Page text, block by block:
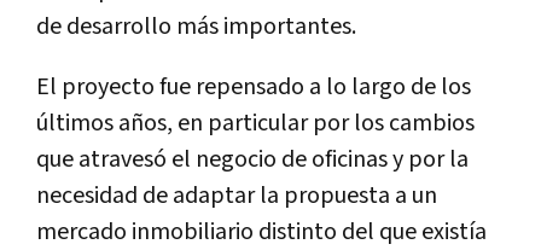
de desarrollo más importantes.
El proyecto fue repensado a lo largo de los
últimos años, en particular por los cambios
que atravesó el negocio de oficinas y por la
necesidad de adaptar la propuesta a un
mercado inmobiliario distinto del que existía